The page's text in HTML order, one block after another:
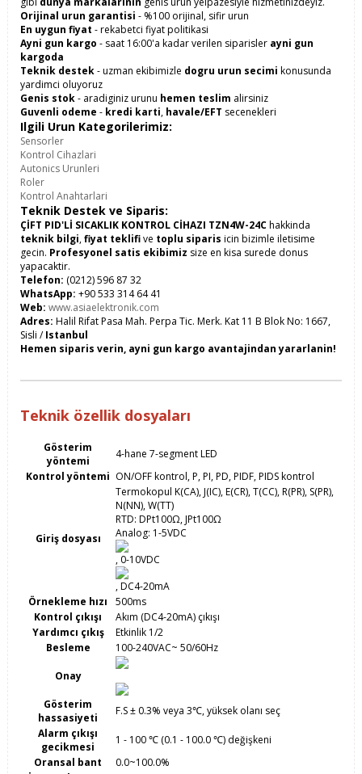
Orijinal urun garantisi - %100 orijinal, sifir urun
En uygun fiyat - rekabetci fiyat politikasi
Ayni gun kargo - saat 16:00'a kadar verilen siparisler ayni gun
kargoda
Teknik destek- uzman ekibimizle dogru urun secimi konusunda
yardimci oluyoruz
Genis stok- aradiginiz urunu hemen teslim alirsiniz
Guvenli odeme - kredi karti, havale/EFT secenekleri
Ilgili Urun Kategorilerimiz:
Sensorler
Kontrol Cihazlari
Autonics Urunleri
Roler
Kontrol Anahtarlari
Teknik Destek ve Siparis:
ÇİFT PID'Lİ SICAKLIK KONTROL CİHAZI TZN4W-24Chakkinda
teknik bilgi,fiyat teklifive toplu siparis icin bizimle iletisime
gecin. Profesyonel satis ekibimiz size en kisa surede donus
yapacaktir.
Telefon: (0212) 596 87 32
WhatsApp: +90 533 314 64 41
Web: www.asiaelektronik.com
Adres: Halil Rifat Pasa Mah. Perpa Tic. Merk. Kat 11 B Blok No: 1667,
Sisli /Istanbul
Hemen siparis verin, ayni gun kargo avantajindan yararlanin!
Teknik özellik dosyaları
Gösterim
yöntemi
4-hane 7-segment LED
Kontrol yöntemi ON/OFF kontrol, P, PI, PD, PIDF, PIDS kontrol
Giriş dosyası
Termokopul K(CA), J(IC), E(CR), T(CC), R(PR), S(PR),
N(NN), W(TT)
RTD: DPt100Ω, JPt100Ω
Analog: 1-5VDC
, 0-10VDC
, DC4-20mA
Örnekleme hızı
500ms
Kontrol çıkışı
Akım (DC4-20mA) çıkışı
Yardımcı çıkış
Etkinlik 1/2
Besleme
100-240VAC~ 50/60Hz
Onay
Gösterim
hassasiyeti
F.S ± 0.3% veya 3℃, yüksek olanı seç
Alarm çıkışı
gecikmesi
1 - 100 ℃ (0.1 - 100.0 ℃) değişkeni
Oransal bant
0.0~100.0%